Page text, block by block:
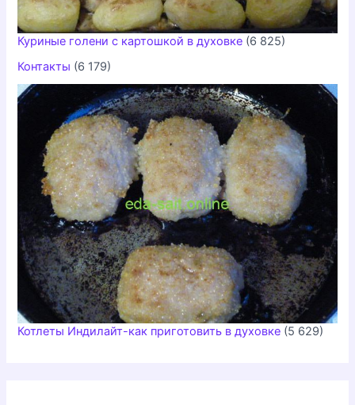
Куриные голени с картошкой в духовке (6 825)
Контакты (6 179)
Котлеты Индилайт-как приготовить в духовке (5 629)